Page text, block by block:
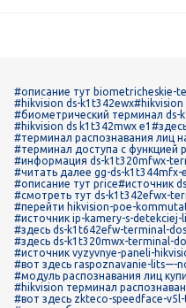
#описание тут biometricheskie-
#hikvision ds-k1t342ewx#hikvision
#биометрический терминал ds-
#hikvision ds k1t342mwx e1
#терминал распознавания лиц
оступа hikvision ds-k1t342mwx
#терминал доступа с функцией
mwx
#информация ds-k1t320mfwx-
#читать далее gg-ds-
#описание тут price#источник
#смотреть тут ds-k1t342efwx-
#перейти hikvision-poe-
#источник ip-kamery-s-detekciej-
#здесь ds-k1t642efw-terminal-
#здесь ds-k1t320mwx-terminal-
#источник vyzyvnye-paneli-
#вот здесь raspoznavanie-lits-–-
#модуль распознавания лиц
#hikvision терминал
#вот здесь zkteco-speedface-